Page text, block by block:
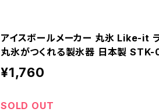
アイスボールメーカー 丸氷 Like-it
丸氷がつくれる製氷器 日本製 STK-
¥1,760
SOLD OUT